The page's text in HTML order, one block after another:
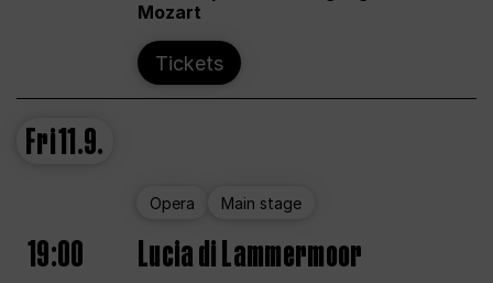
Mozart
Tickets
Fri11.9.
Opera Main stage
19:00 Lucia di Lammermoor